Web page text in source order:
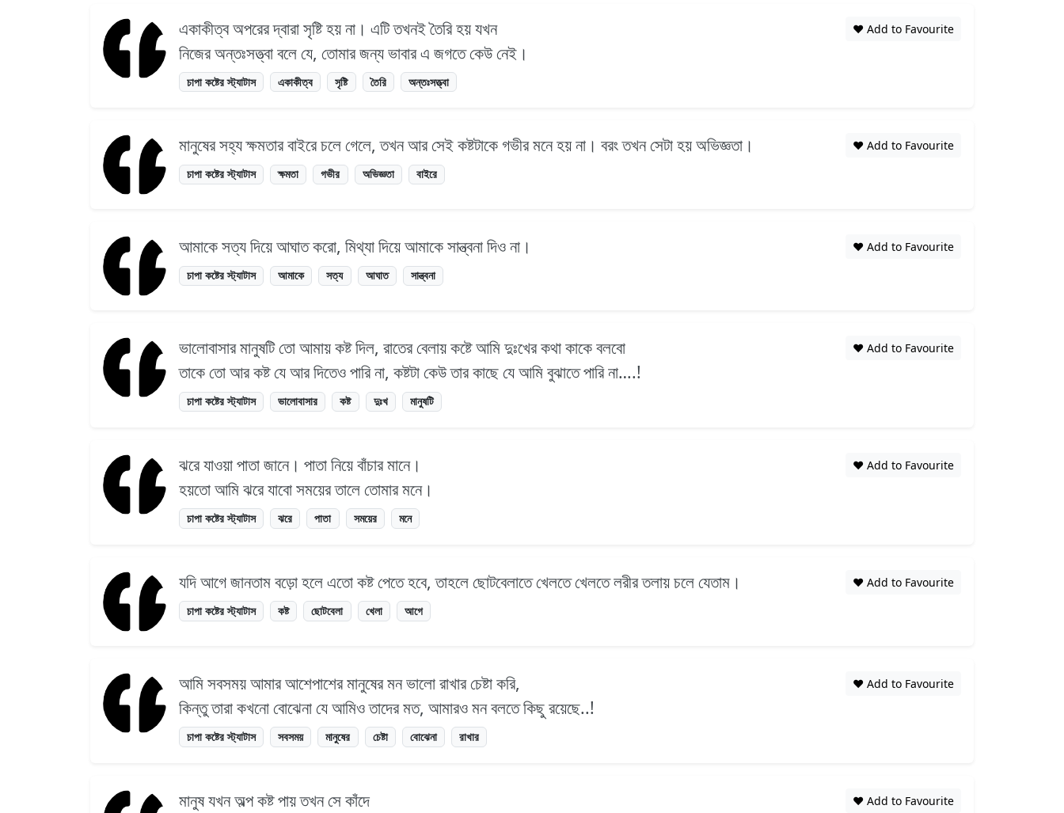
একাকীত্ব অপরের দ্বারা সৃষ্টি হয় না। এটি তখনই তৈরি হয় যখন
নিজের অন্তঃসত্ত্বা বলে যে, তোমার জন্য ভাবার এ জগতে কেউ নেই।
চাপা কষ্টের স্ট্যাটাস একাকীত্ব সৃষ্টি তৈরি অন্তঃসত্ত্বা
❤️ Add to Favourite
মানুষের সহ্য ক্ষমতার বাইরে চলে গেলে, তখন আর সেই কষ্টটাকে গভীর মনে হয় না। বরং তখন সেটা হয় অভিজ্ঞতা।
চাপা কষ্টের স্ট্যাটাস ক্ষমতা গভীর অভিজ্ঞতা বাইরে
❤️ Add to Favourite
আমাকে সত্য দিয়ে আঘাত করো, মিথ্যা দিয়ে আমাকে সান্ত্বনা দিও না।
চাপা কষ্টের স্ট্যাটাস আমাকে সত্য আঘাত সান্ত্বনা
❤️ Add to Favourite
ভালোবাসার মানুষটি তো আমায় কষ্ট দিল, রাতের বেলায় কষ্টে আমি দুঃখের কথা কাকে বলবো
তাকে তো আর কষ্ট যে আর দিতেও পারি না, কষ্টটা কেউ তার কাছে যে আমি বুঝাতে পারি না….!
চাপা কষ্টের স্ট্যাটাস ভালোবাসার কষ্ট দুঃখ মানুষটি
❤️ Add to Favourite
ঝরে যাওয়া পাতা জানে। পাতা নিয়ে বাঁচার মানে।
হয়তো আমি ঝরে যাবো সময়ের তালে তোমার মনে।
চাপা কষ্টের স্ট্যাটাস ঝরে পাতা সময়ের মনে
❤️ Add to Favourite
যদি আগে জানতাম বড়ো হলে এতো কষ্ট পেতে হবে, তাহলে ছোটবেলাতে খেলতে খেলতে লরীর তলায় চলে যেতাম।
চাপা কষ্টের স্ট্যাটাস কষ্ট ছোটবেলা খেলা আগে
❤️ Add to Favourite
আমি সবসময় আমার আশেপাশের মানুষের মন ভালো রাখার চেষ্টা করি,
কিন্তু তারা কখনো বোঝেনা যে আমিও তাদের মত, আমারও মন বলতে কিছু রয়েছে..!
চাপা কষ্টের স্ট্যাটাস সবসময় মানুষের চেষ্টা বোঝেনা রাখার
❤️ Add to Favourite
মানুষ যখন অল্প কষ্ট পায় তখন সে কাঁদে
❤️ Add to Favourite